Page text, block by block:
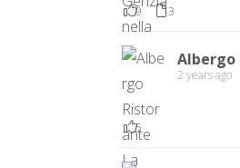
9 3
Albergo
2 years ago
5